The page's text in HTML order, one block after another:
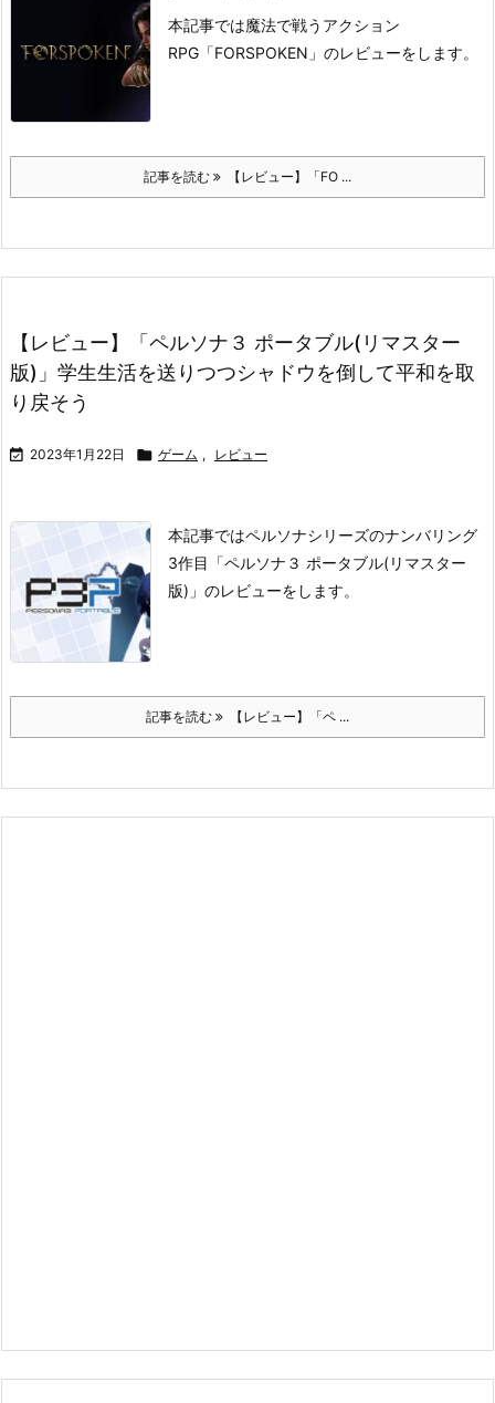
本記事では魔法で戦うアクション
RPG「FORSPOKEN」のレビューをします。
記事を読む 【レビュー】「FO ...
【レビュー】「ペルソナ３ ポータブル(リマスター
版)」学生生活を送りつつシャドウを倒して平和を取
り戻そう
 2023年1月22日  ゲーム , レビュー
本記事ではペルソナシリーズのナンバリング
3作目「ペルソナ３ ポータブル(リマスター
版)」のレビューをします。
記事を読む 【レビュー】「ペ ...